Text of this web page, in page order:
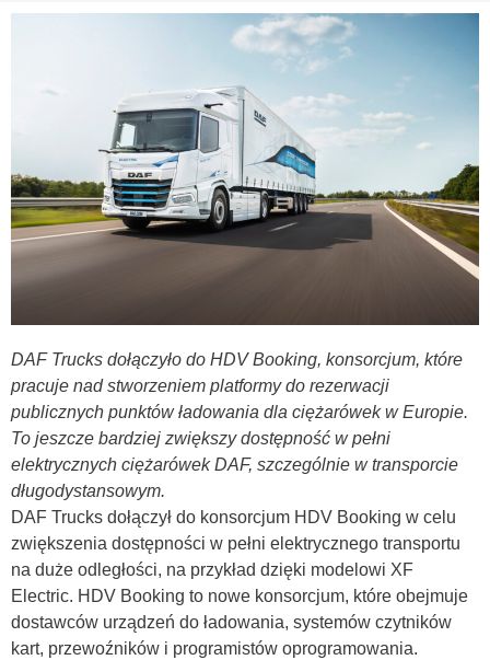
DAF Trucks dołączyło do HDV Booking, konsorcjum, które
pracuje nad stworzeniem platformy do rezerwacji
publicznych punktów ładowania dla ciężarówek w Europie.
To jeszcze bardziej zwiększy dostępność w pełni
elektrycznych ciężarówek DAF, szczególnie w transporcie
długodystansowym.
DAF Trucks dołączył do konsorcjum HDV Booking w celu
zwiększenia dostępności w pełni elektrycznego transportu
na duże odległości, na przykład dzięki modelowi XF
Electric. HDV Booking to nowe konsorcjum, które obejmuje
dostawców urządzeń do ładowania, systemów czytników
kart, przewoźników i programistów oprogramowania.